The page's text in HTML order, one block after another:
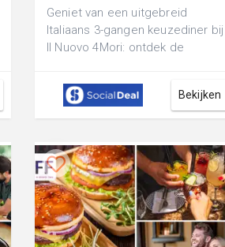
Geniet van een uitgebreid
Italiaans 3-gangen keuzediner bij
Il Nuovo 4Mori: ontdek de
Italiaans...
Bekijken